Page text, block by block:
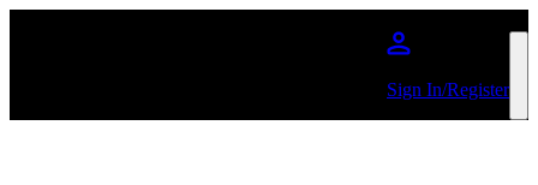
Sign In/Register